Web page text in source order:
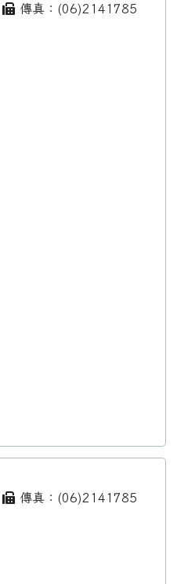
傳真：(06)2141785
傳真：(06)2141785